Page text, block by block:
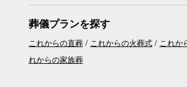
葬儀プランを探す
これからの直葬 これからの火葬式 これか
れからの家族葬